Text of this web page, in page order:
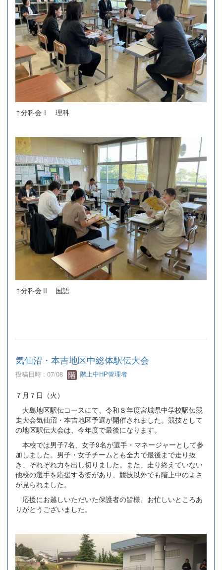
↑分科会Ⅰ 理科
↑分科会Ⅱ 国語
気仙沼・本吉地区中総体駅伝大会
投稿日時 : 07/08 階上中HP管理者
７月７日（火）
大島地区駅伝コースにて、令和８年度宮城県中学校駅伝競
走大会気仙沼・本吉地区予選が開催されました。競技として
の地区駅伝大会は、今年度で最後になります。
本校では男子7名、女子9名が選手・マネージャーとして参
加しました。男子・女子チームとも全力で最後まで走り抜
き、それぞれ力を出し切りました。また、走り終えていない
他校の選手を応援する姿があり、競技以外でも階上中のよさ
が見られました。
応援にお越しいただいた保護者の皆様、お忙しいところあ
りがとうございました。